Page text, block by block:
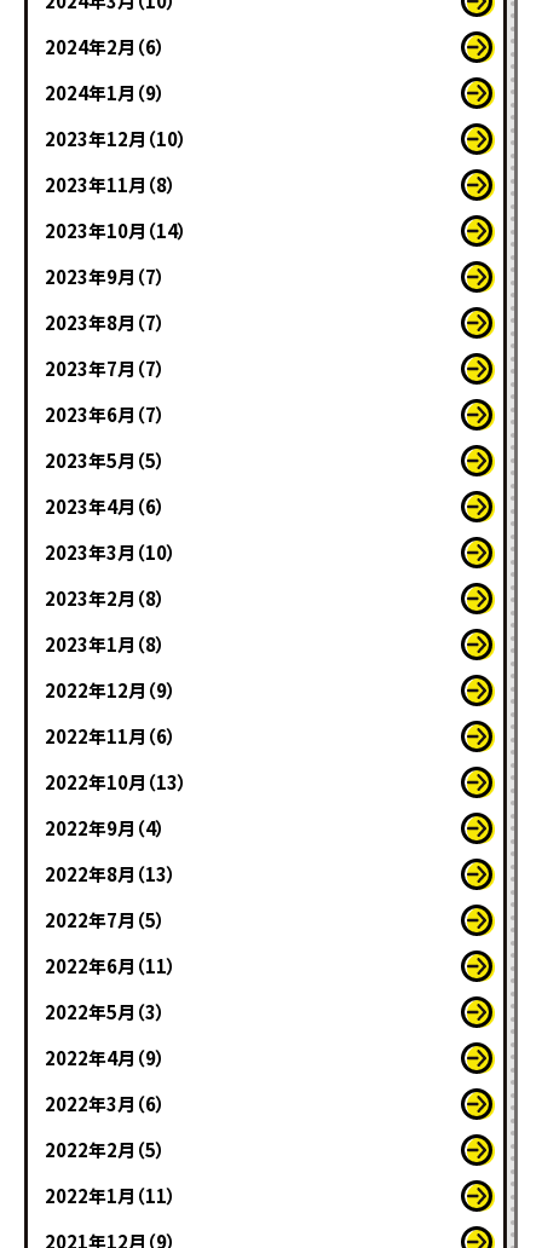
2024年2月（6）
2024年1月（9）
2023年12月（10）
2023年11月（8）
2023年10月（14）
2023年9月（7）
2023年8月（7）
2023年7月（7）
2023年6月（7）
2023年5月（5）
2023年4月（6）
2023年3月（10）
2023年2月（8）
2023年1月（8）
2022年12月（9）
2022年11月（6）
2022年10月（13）
2022年9月（4）
2022年8月（13）
2022年7月（5）
2022年6月（11）
2022年5月（3）
2022年4月（9）
2022年3月（6）
2022年2月（5）
2022年1月（11）
2021年12月（9）